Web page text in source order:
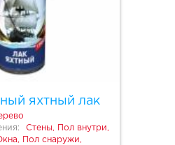
яхтный лак
Стены, Пол внутри,
Пол снаружи,